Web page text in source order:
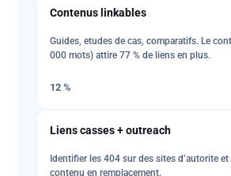
Contenus linkables
Guides, etudes de cas, comparatifs. Le
000 mots) attire 77 % de liens en plus.
12 %
Liens casses + outreach
Identifier les 404 sur des sites d’autorite
contenu en remplacement.